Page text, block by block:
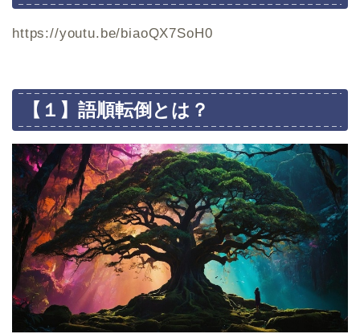
https://youtu.be/biaoQX7SoH0
【１】語順転倒とは？